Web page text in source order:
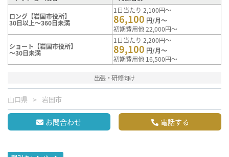
ロング【岩国市役所】
30日以上～360日未満
1日当たり 2,100円～
86,100 円/月～
初期費用他 22,000円～
ショート【岩国市役所】
～30日未満
1日当たり 2,200円～
89,100 円/月～
初期費用他 16,500円～
出張・研修向け
山口県 岩国市
お問合わせ 電話する